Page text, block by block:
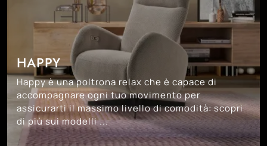
HAPPY
Happy è una poltrona relax che è capace di
accompagnare ogni tuo movimento per
assicurarti il massimo livello di comodità: scopri
di più sui modelli ...